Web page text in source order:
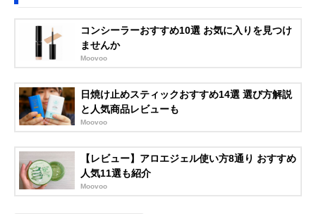
コンシーラーおすすめ10選 お気に入りを見つけ
ませんか
Moovoo
日焼け止めスティックおすすめ14選 選び方解説
と人気商品レビューも
Moovoo
【レビュー】アロエジェル使い方8通り おすすめ
人気11選も紹介
Moovoo